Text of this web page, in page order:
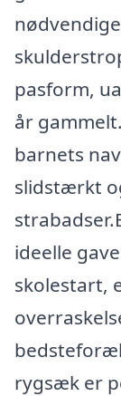
pasform,
år
barnets
slidstærkt
ideelle
skolestart,
rygsæk er